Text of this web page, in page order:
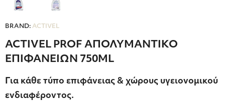
BRAND: ACTIVEL
ACTIVEL PROF ΑΠΟΛΥΜΑΝΤΙΚΟ
ΕΠΙΦΑΝΕΙΩΝ 750ML
Για κάθε τύπο επιφάνειας & χώρους υγειονομικού
ενδιαφέροντος.